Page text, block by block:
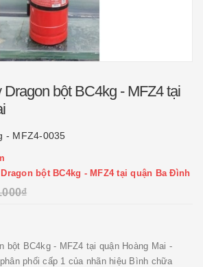
bột BC4kg - MFZ4 tại
- MFZ4-0035
bột BC4kg - MFZ4 tại quận Ba Đình
bột BC4kg - MFZ4 tại quận Hoàng Mai -
phối cấp 1 của nhãn hiệu Bình chữa